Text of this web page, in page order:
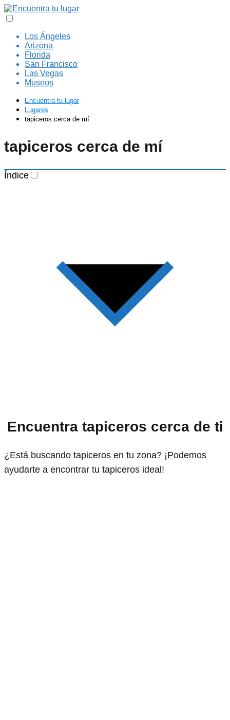
Los Ángeles
Arizona
Florida
San Francisco
Las Vegas
Museos
Encuentra tu lugar
Lugares
tapiceros cerca de mí
tapiceros cerca de mí
Índice
Encuentra tapiceros cerca de ti
¿Está buscando tapiceros en tu zona? ¡Podemos
ayudarte a encontrar tu tapiceros ideal!